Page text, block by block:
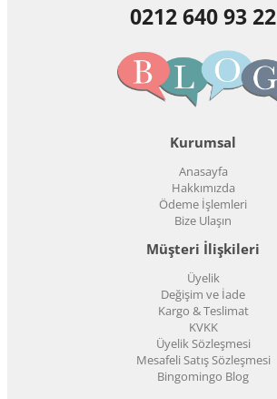
0212 640 93 22
Kurumsal
Anasayfa
Hakkımızda
Ödeme İşlemleri
Bize Ulaşın
Müşteri İlişkileri
Üyelik
Değişim ve İade
Kargo & Teslimat
KVKK
Üyelik Sözleşmesi
Mesafeli Satış Sözleşmesi
Bingomingo Blog